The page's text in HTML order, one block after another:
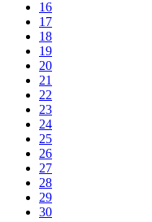
16
17
18
19
20
21
22
23
24
25
26
27
28
29
30